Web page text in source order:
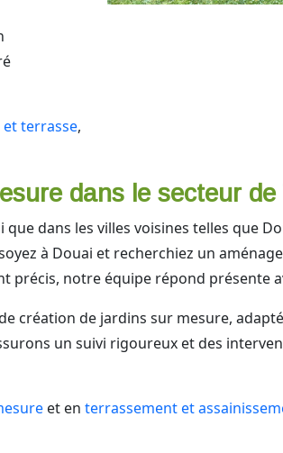
et terrasse,
dans le secteur
dans les villes voisines telles que
à Douai et recherchiez un
précis, notre équipe répond présente
création de jardins sur mesure,
un suivi rigoureux et des
et en terrassement et